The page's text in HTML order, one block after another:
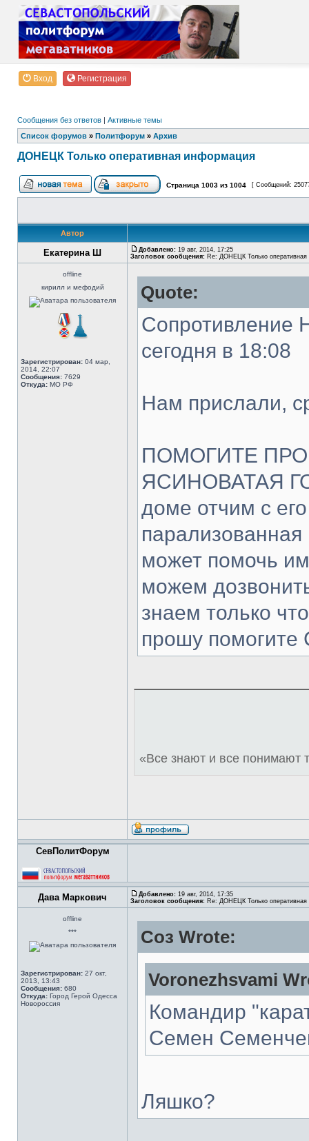
Вход Регистрация
Сообщения без ответов | Активные темы
Список форумов » Политфорум » Архив
ДОНЕЦК Только оперативная информация
Страница 1003 из 1004 [ Сообщений:
Автор
Екатерина Ш Добавлено: 19 авг, 2014, 17:25
Заголовок сообщения: Re: ДОНЕЦК Только оперативная
offline
кирилл и мефодий
Зарегистрирован: 04 мар,
2014, 22:07
Сообщения: 7629
Откуда: МО РФ
Quote:
Сопротивление
сегодня в 18:08
Нам прислали,
ПОМОГИТЕ
ЯСИНОВАТАЯ
доме отчим с
может помочь
можем
знаем только
прошу
«Все знают и все понимают
СевПолитФорум
Дава Маркович Добавлено: 19 авг, 2014, 17:35
Заголовок сообщения: Re: ДОНЕЦК Только оперативная
offline
***
Зарегистрирован: 27 окт,
2013, 13:43
Сообщения: 680
Откуда: Город Герой Одесса
Новороссия
Соз Wrote:
Voronezhsvami
Командир
Семен
Ляшко?